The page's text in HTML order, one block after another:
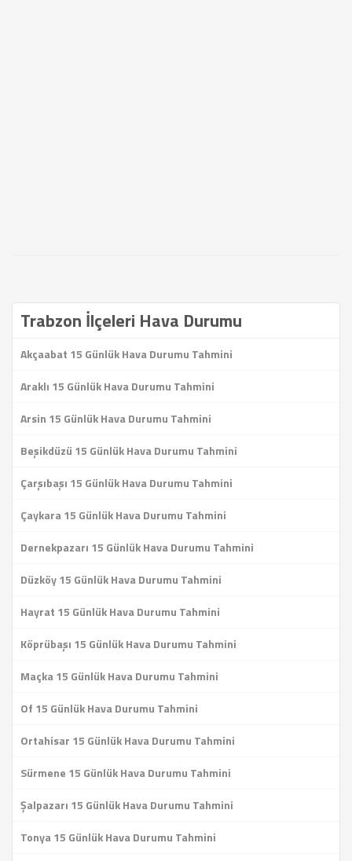
Trabzon İlçeleri Hava Durumu
Akçaabat 15 Günlük Hava Durumu Tahmini
Araklı 15 Günlük Hava Durumu Tahmini
Arsin 15 Günlük Hava Durumu Tahmini
Beşikdüzü 15 Günlük Hava Durumu Tahmini
Çarşıbaşı 15 Günlük Hava Durumu Tahmini
Çaykara 15 Günlük Hava Durumu Tahmini
Dernekpazarı 15 Günlük Hava Durumu Tahmini
Düzköy 15 Günlük Hava Durumu Tahmini
Hayrat 15 Günlük Hava Durumu Tahmini
Köprübaşı 15 Günlük Hava Durumu Tahmini
Maçka 15 Günlük Hava Durumu Tahmini
Of 15 Günlük Hava Durumu Tahmini
Ortahisar 15 Günlük Hava Durumu Tahmini
Sürmene 15 Günlük Hava Durumu Tahmini
Şalpazarı 15 Günlük Hava Durumu Tahmini
Tonya 15 Günlük Hava Durumu Tahmini